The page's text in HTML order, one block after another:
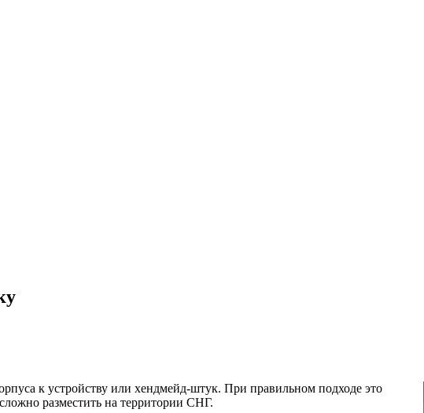
к устройству или хендмейд-штук. При правильном подходе это
разместить на территории СНГ.